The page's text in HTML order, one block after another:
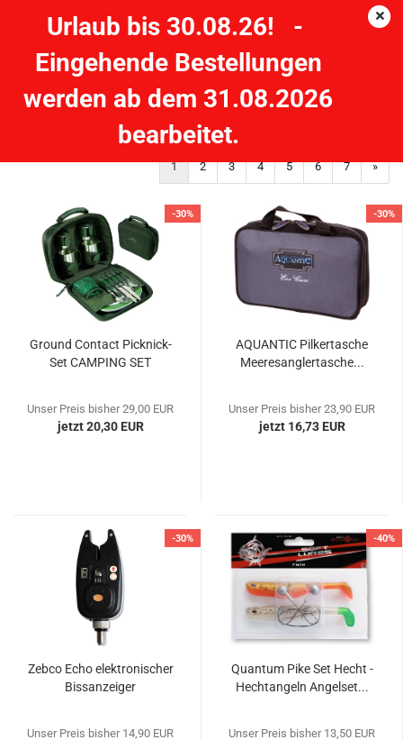
Urlaub bis 30.08.26! -
Eingehende Bestellungen
werden ab dem 31.08.2026
bearbeitet.
1 2 3 4 5 6 7 »
-30%
Ground Contact Picknick-
Set CAMPING SET
Unser Preis bisher 29,00 EUR
jetzt 20,30 EUR
-30%
AQUANTIC Pilkertasche
Meeresanglertasche...
Unser Preis bisher 23,90 EUR
jetzt 16,73 EUR
-30%
Zebco Echo elektronischer
Bissanzeiger
Unser Preis bisher 14,90 EUR
-40%
Quantum Pike Set Hecht -
Hechtangeln Angelset...
Unser Preis bisher 13,50 EUR